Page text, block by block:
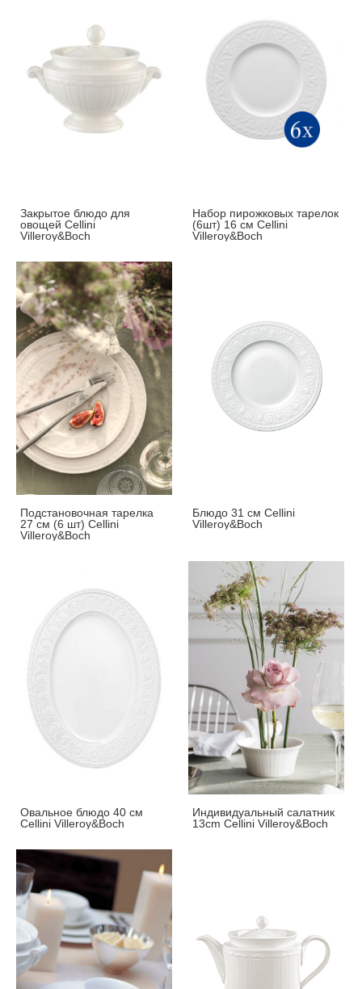
Закрытое блюдо для
овощей Cellini
Villeroy&Boch
Набор пирожковых тарелок
(6шт) 16 см Cellini
Villeroy&Boch
Подстановочная тарелка
27 см (6 шт) Cellini
Villeroy&Boch
Блюдо 31 см Cellini
Villeroy&Boch
Овальное блюдо 40 см
Cellini Villeroy&Boch
Индивидуальный салатник
13cm Cellini Villeroy&Boch